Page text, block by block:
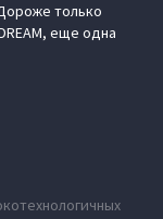
только
еще одна